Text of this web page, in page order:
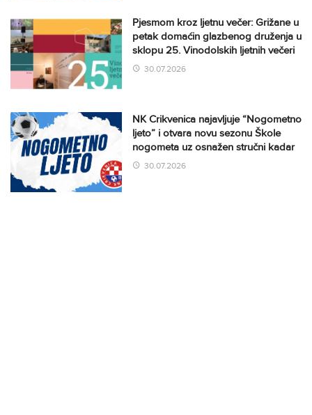
Pjesmom kroz ljetnu večer: Grižane u
petak domaćin glazbenog druženja u
sklopu 25. Vinodolskih ljetnih večeri
30.07.2026
NK Crikvenica najavljuje “Nogometno
ljeto” i otvara novu sezonu Škole
nogometa uz osnažen stručni kadar
30.07.2026